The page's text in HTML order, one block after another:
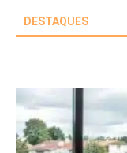
DESTAQUES